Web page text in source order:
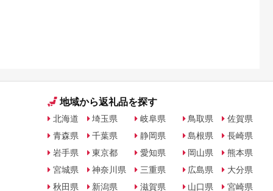
地域から返礼品を探す
北海道
青森県
岩手県
宮城県
秋田県
埼玉県
千葉県
東京都
神奈川県
新潟県
岐阜県
静岡県
愛知県
三重県
滋賀県
鳥取県
島根県
岡山県
広島県
山口県
佐賀県
長崎県
熊本県
大分県
宮崎県